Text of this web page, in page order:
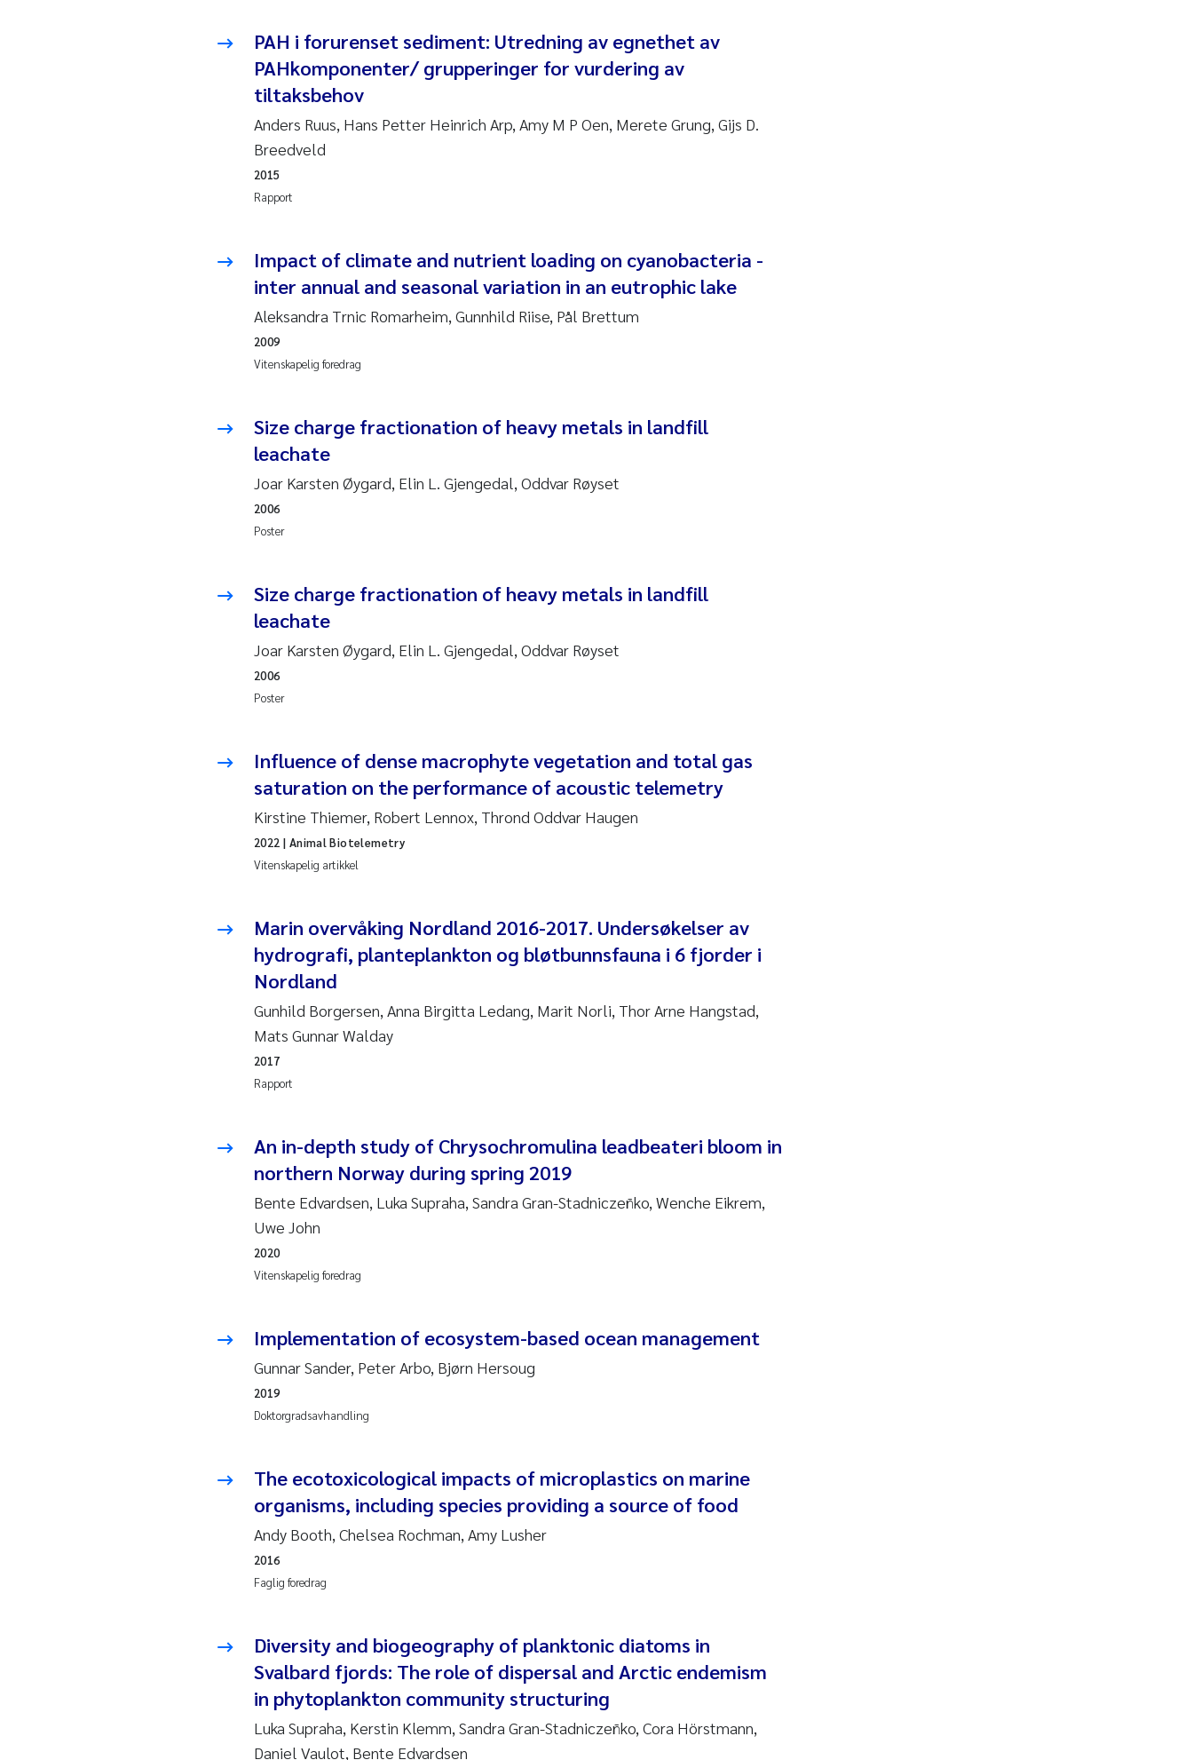
Kathrine Ivsett Johnsen
Frode Sundnes
Andrew Luke King
Bert van Bavel
Hans Nicolai Adam
Mari Moren
Ramon
Liv Bente Skancke
Maeve McGovern
Heleen de Wit
Richard Garth James
Bjørnar Andre Beylich
Ashenafi Seifu Gragne
Espen Lund
Anastasia Georgantzopoulou
Merete Schøyen
Camilla With Fagerli
Medyan Esam Ghareeb
Prem Chand
Thorjørn Larssen
PAH i forurenset sediment: Utredning av egnethet av
PAHkomponenter/ grupperinger for vurdering av
tiltaksbehov
Anders Ruus, Hans Petter Heinrich Arp, Amy M P Oen, Merete Grung, Gijs D.
Breedveld
Rapport
2015
Impact of climate and nutrient loading on cyanobacteria -
inter annual and seasonal variation in an eutrophic lake
Aleksandra Trnic Romarheim, Gunnhild Riise, Pål Brettum
Vitenskapelig foredrag
2009
Size charge fractionation of heavy metals in landfill
leachate
Joar Karsten Øygard, Elin L. Gjengedal, Oddvar Røyset
Poster
2006
Size charge fractionation of heavy metals in landfill
leachate
Joar Karsten Øygard, Elin L. Gjengedal, Oddvar Røyset
Poster
2006
Influence of dense macrophyte vegetation and total gas
saturation on the performance of acoustic telemetry
Kirstine Thiemer, Robert Lennox, Thrond Oddvar Haugen
Vitenskapelig artikkel
2022 | Animal Biotelemetry
Marin overvåking Nordland 2016-2017. Undersøkelser av
hydrografi, planteplankton og bløtbunnsfauna i 6 fjorder i
Nordland
Gunhild Borgersen, Anna Birgitta Ledang, Marit Norli, Thor Arne Hangstad,
Mats Gunnar Walday
Rapport
2017
An in-depth study of Chrysochromulina leadbeateri bloom in
northern Norway during spring 2019
Bente Edvardsen, Luka Supraha, Sandra Gran-Stadniczeñko, Wenche Eikrem,
Uwe John
Vitenskapelig foredrag
2020
Implementation of ecosystem-based ocean management
Gunnar Sander, Peter Arbo, Bjørn Hersoug
Doktorgradsavhandling
2019
The ecotoxicological impacts of microplastics on marine
organisms, including species providing a source of food
Andy Booth, Chelsea Rochman, Amy Lusher
Faglig foredrag
2016
Diversity and biogeography of planktonic diatoms in
Svalbard fjords: The role of dispersal and Arctic endemism
in phytoplankton community structuring
Luka Supraha, Kerstin Klemm, Sandra Gran-Stadniczeñko, Cora Hörstmann,
Daniel Vaulot, Bente Edvardsen